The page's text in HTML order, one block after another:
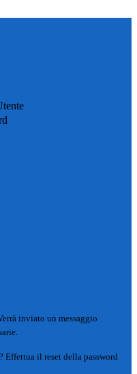
inviato un messaggio
Effettua il reset della password